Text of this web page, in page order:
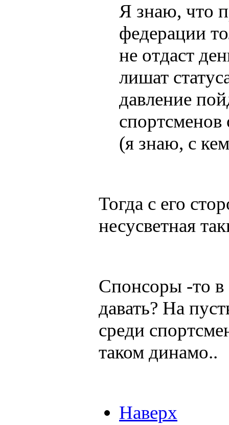
Я знаю, что
федерации
не отдаст
лишат
давление
(я знаю, с
Тогда с его
несусветная
Спонсоры -то в
давать? На
среди
таком динамо..
Наверх